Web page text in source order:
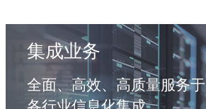
集成业务
全面、高效、高质量服务于